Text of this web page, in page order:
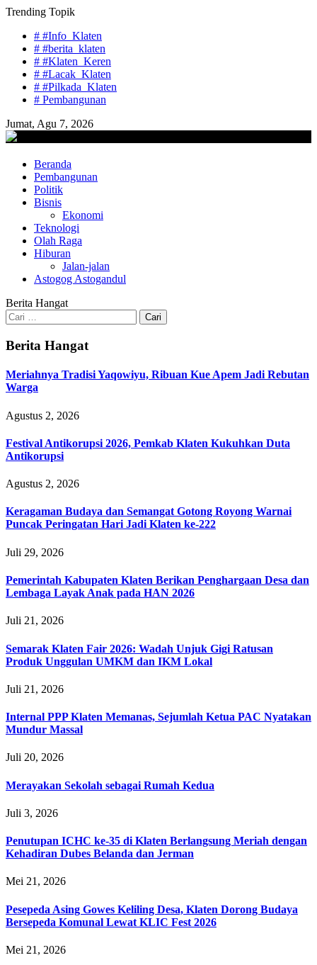
Skip
content
Trending Topik
# #Info_Klaten
# #berita_klaten
# #Klaten_Keren
# #Lacak_Klaten
# #Pilkada_Klaten
# Pembangunan
Jumat, Agu 7, 2026
lacaknews.com
Lacak Gaya Baru
Beranda
Pembangunan
Politik
Bisnis
Ekonomi
Teknologi
Olah Raga
Hiburan
Jalan-jalan
Astogog Astogandul
Berita Hangat
Cari
untuk:
Berita Hangat
Meriahnya Tradisi Yaqowiyu, Ribuan Kue Apem Jadi Rebutan
Warga
Agustus 2, 2026
Festival Antikorupsi 2026, Pemkab Klaten Kukuhkan Duta
Antikorupsi
Agustus 2, 2026
Keragaman Budaya dan Semangat Gotong Royong Warnai
Puncak Peringatan Hari Jadi Klaten ke-222
Juli 29, 2026
Pemerintah Kabupaten Klaten Berikan Penghargaan Desa dan
Lembaga Layak Anak pada HAN 2026
Juli 21, 2026
Semarak Klaten Fair 2026: Wadah Unjuk Gigi Ratusan
Produk Unggulan UMKM dan IKM Lokal
Juli 21, 2026
Internal PPP Klaten Memanas, Sejumlah Ketua PAC Nyatakan
Mundur Massal
Juli 20, 2026
Merayakan Sekolah sebagai Rumah Kedua
Juli 3, 2026
Penutupan ICHC ke-35 di Klaten Berlangsung Meriah dengan
Kehadiran Dubes Belanda dan Jerman
Mei 21, 2026
Pesepeda Asing Gowes Keliling Desa, Klaten Dorong Budaya
Bersepeda Komunal Lewat KLIC Fest 2026
Mei 21, 2026